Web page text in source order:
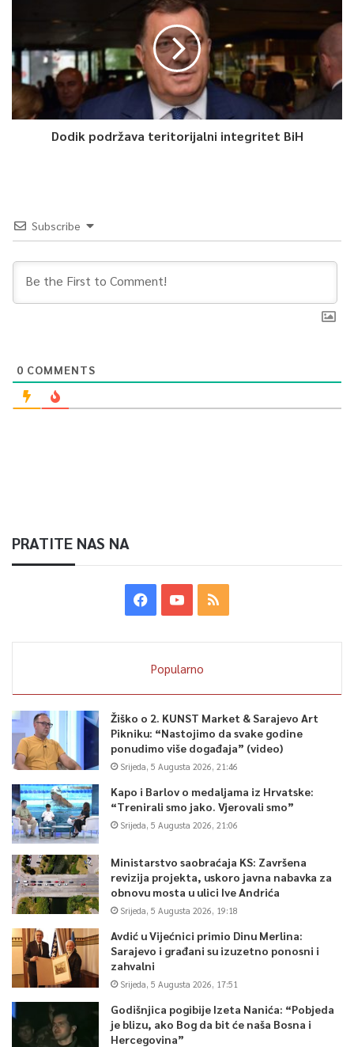
Dodik podržava teritorijalni integritet BiH
Subscribe
0 COMMENTS
PRATITE NAS NA
Popularno
Žiško o 2. KUNST Market & Sarajevo Art
Pikniku: “Nastojimo da svake godine
ponudimo više događaja” (video)
Srijeda, 5 Augusta 2026, 21:46
Kapo i Barlov o medaljama iz Hrvatske:
“Trenirali smo jako. Vjerovali smo”
Srijeda, 5 Augusta 2026, 21:06
Ministarstvo saobraćaja KS: Završena
revizija projekta, uskoro javna nabavka za
obnovu mosta u ulici Ive Andrića
Srijeda, 5 Augusta 2026, 19:18
Avdić u Vijećnici primio Dinu Merlina:
Sarajevo i građani su izuzetno ponosni i
zahvalni
Srijeda, 5 Augusta 2026, 17:51
Godišnjica pogibije Izeta Nanića: “Pobjeda
je blizu, ako Bog da bit će naša Bosna i
Hercegovina”